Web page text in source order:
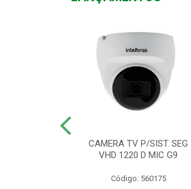
CAMERA TV P/SIST. SEG
VHD 1220 D MIC G9
Código: 560175